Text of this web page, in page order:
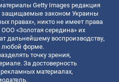
Getty Images редакция
защищаемые законом Украины
правах», никто не имеет права
«Золотая середина» их
дальнейшему воспроизводству,
любой форме.
точку зрения,
За достоверность
материалах,